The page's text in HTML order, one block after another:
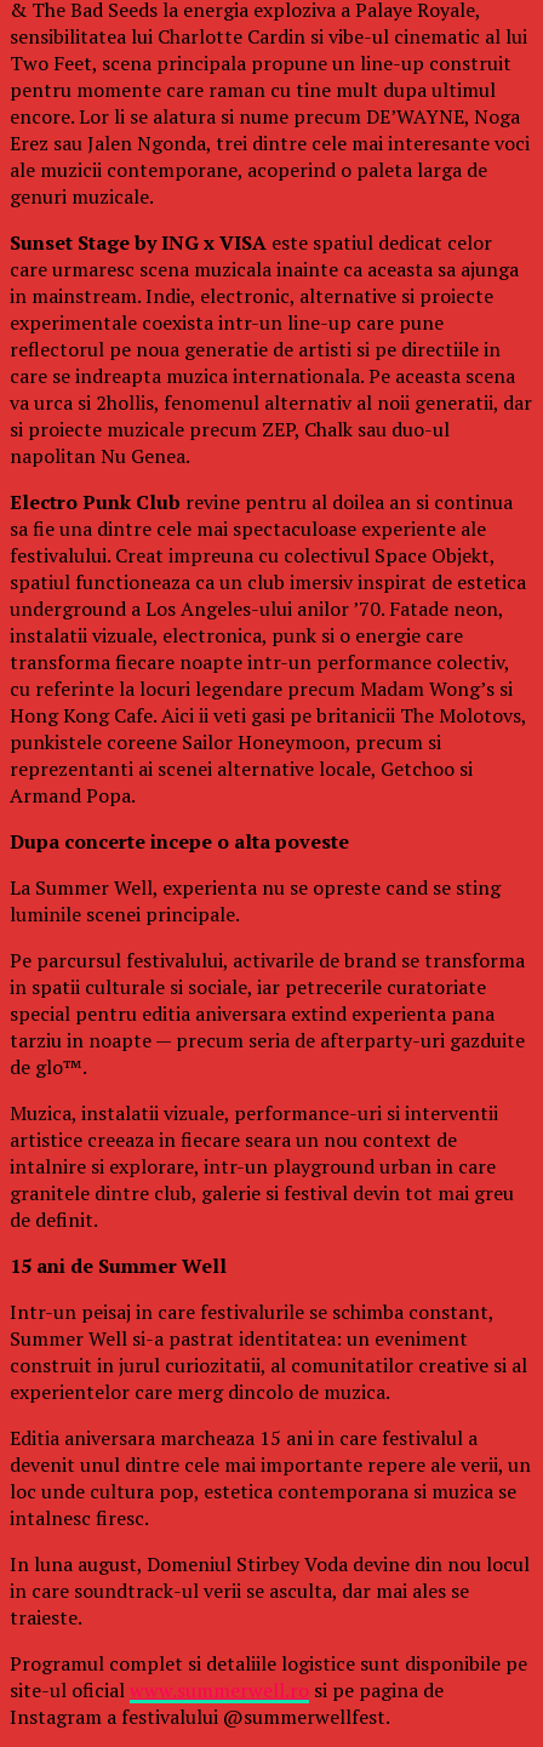
& The Bad Seeds la energia exploziva a Palaye Royale,
sensibilitatea lui Charlotte Cardin si vibe-ul cinematic al lui
Two Feet, scena principala propune un line-up construit
pentru momente care raman cu tine mult dupa ultimul
encore. Lor li se alatura si nume precum DE’WAYNE, Noga
Erez sau Jalen Ngonda, trei dintre cele mai interesante voci
ale muzicii contemporane, acoperind o paleta larga de
genuri muzicale.
Sunset Stage by ING x VISA este spatiul dedicat celor
care urmaresc scena muzicala inainte ca aceasta sa ajunga
in mainstream. Indie, electronic, alternative si proiecte
experimentale coexista intr-un line-up care pune
reflectorul pe noua generatie de artisti si pe directiile in
care se indreapta muzica internationala. Pe aceasta scena
va urca si 2hollis, fenomenul alternativ al noii generatii, dar
si proiecte muzicale precum ZEP, Chalk sau duo-ul
napolitan Nu Genea.
Electro Punk Club revine pentru al doilea an si continua
sa fie una dintre cele mai spectaculoase experiente ale
festivalului. Creat impreuna cu colectivul Space Objekt,
spatiul functioneaza ca un club imersiv inspirat de estetica
underground a Los Angeles-ului anilor ’70. Fatade neon,
instalatii vizuale, electronica, punk si o energie care
transforma fiecare noapte intr-un performance colectiv,
cu referinte la locuri legendare precum Madam Wong’s si
Hong Kong Cafe. Aici ii veti gasi pe britanicii The Molotovs,
punkistele coreene Sailor Honeymoon, precum si
reprezentanti ai scenei alternative locale, Getchoo si
Armand Popa.
Dupa concerte incepe o alta poveste
La Summer Well, experienta nu se opreste cand se sting
luminile scenei principale.
Pe parcursul festivalului, activarile de brand se transforma
in spatii culturale si sociale, iar petrecerile curatoriate
special pentru editia aniversara extind experienta pana
tarziu in noapte — precum seria de afterparty-uri gazduite
de glo™.
Muzica, instalatii vizuale, performance-uri si interventii
artistice creeaza in fiecare seara un nou context de
intalnire si explorare, intr-un playground urban in care
granitele dintre club, galerie si festival devin tot mai greu
de definit.
15 ani de Summer Well
Intr-un peisaj in care festivalurile se schimba constant,
Summer Well si-a pastrat identitatea: un eveniment
construit in jurul curiozitatii, al comunitatilor creative si al
experientelor care merg dincolo de muzica.
Editia aniversara marcheaza 15 ani in care festivalul a
devenit unul dintre cele mai importante repere ale verii, un
loc unde cultura pop, estetica contemporana si muzica se
intalnesc firesc.
In luna august, Domeniul Stirbey Voda devine din nou locul
in care soundtrack-ul verii se asculta, dar mai ales se
traieste.
Programul complet si detaliile logistice sunt disponibile pe
site-ul oficialwww.summerwell.ro si pe pagina de
Instagram a festivalului @summerwellfest.